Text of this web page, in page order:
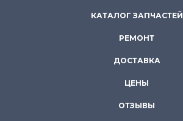
КАТАЛОГ ЗАПЧАСТЕЙ
РЕМОНТ
ДОСТАВКА
ЦЕНЫ
ОТЗЫВЫ